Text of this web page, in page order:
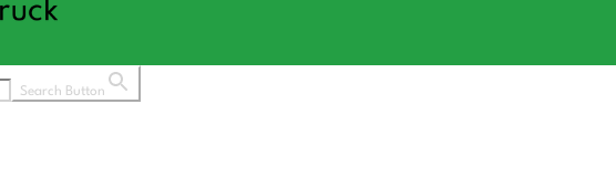
Search Button